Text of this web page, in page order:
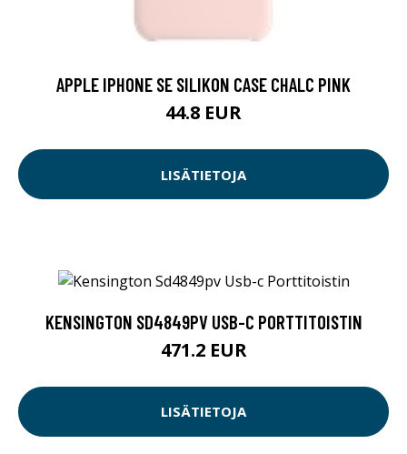
APPLE IPHONE SE SILIKON CASE CHALC PINK
44.8 EUR
LISÄTIETOJA
KENSINGTON SD4849PV USB-C PORTTITOISTIN
471.2 EUR
LISÄTIETOJA